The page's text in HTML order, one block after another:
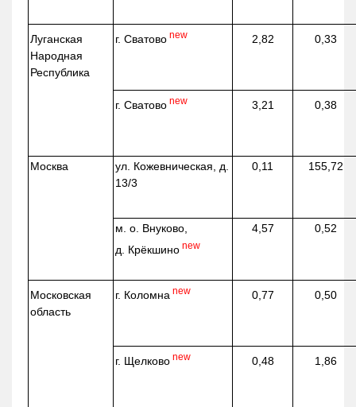
Луганская
Народная
Республика
г. Сватово new 2,82 0,33
г. Сватово new 3,21 0,38
Москва ул. Кожевническая, д.
13/3
0,11 155,72
м. о. Внуково,
д. Крёкшино new
4,57 0,52
Московская
область
г. Коломна new 0,77 0,50
г. Щелково new 0,48 1,86